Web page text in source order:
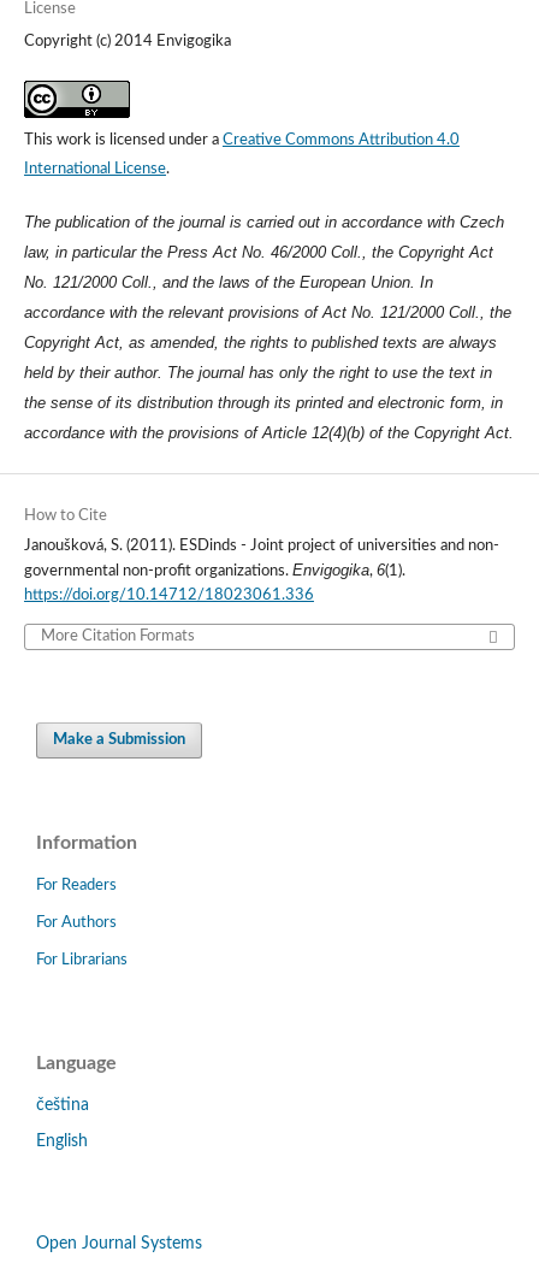
License
Copyright (c) 2014 Envigogika
This work is licensed under a Creative Commons Attribution 4.0
International License.
The publication of the journal is carried out in accordance with Czech
law, in particular the Press Act No. 46/2000 Coll., the Copyright Act
No. 121/2000 Coll., and the laws of the European Union. In
accordance with the relevant provisions of Act No. 121/2000 Coll., the
Copyright Act, as amended, the rights to published texts are always
held by their author. The journal has only the right to use the text in
the sense of its distribution through its printed and electronic form, in
accordance with the provisions of Article 12(4)(b) of the Copyright Act.
How to Cite
Janoušková, S. (2011). ESDinds - Joint project of universities and non-
governmental non-profit organizations. Envigogika, 6(1).
https://doi.org/10.14712/18023061.336
More Citation Formats
Make a Submission
Information
For Readers
For Authors
For Librarians
Language
čeština
English
Open Journal Systems